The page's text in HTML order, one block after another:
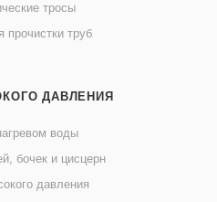
тросы
прочистки труб
ДАВЛЕНИЯ
воды
бочек и цисцерн
давления